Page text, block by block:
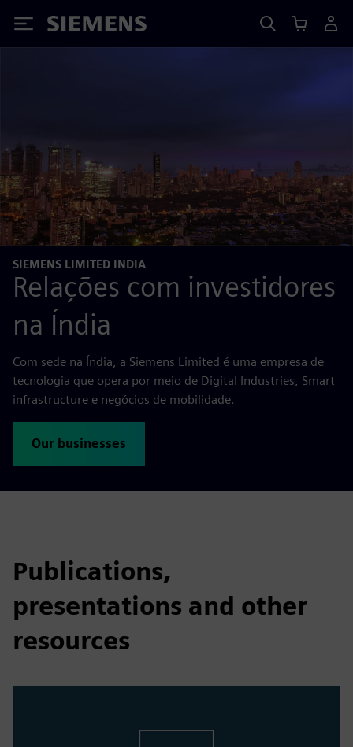
Siemens
SIEMENS LIMITED INDIA
Relações com investidores
na Índia
Com sede na Índia, a Siemens Limited é uma empresa de
tecnologia que opera por meio de Digital Industries, Smart
infrastructure e negócios de mobilidade.
Our businesses
Publications,
presentations and other
resources